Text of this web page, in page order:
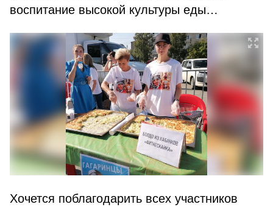
воспитание высокой культуры еды…
Хочется поблагодарить всех участников